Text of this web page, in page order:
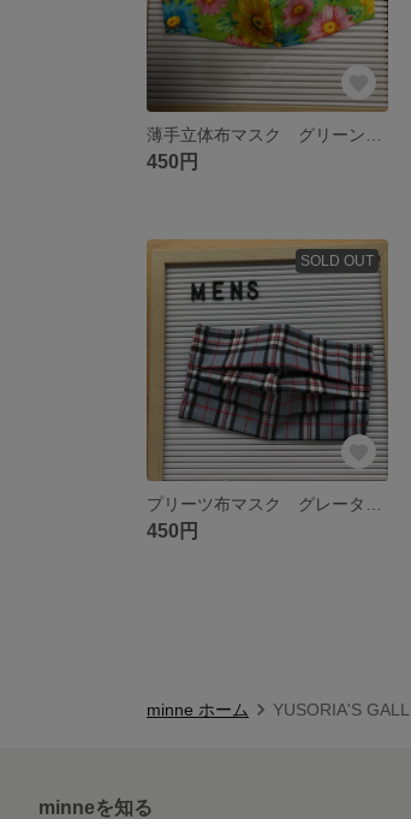
450円
SOLD OUT
450円
minne ホーム YUSORIA'S
minneを知る